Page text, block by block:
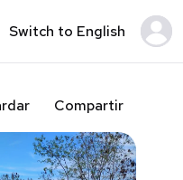
Switch to English
Compartir